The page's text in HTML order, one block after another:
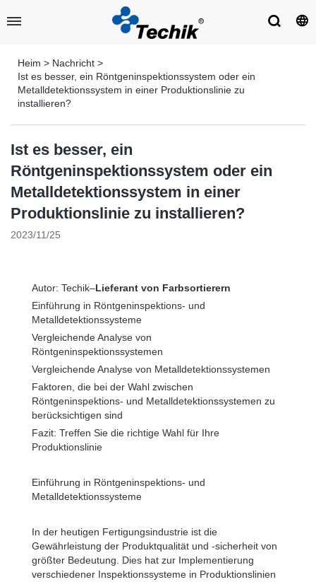
Heim > Nachricht >
Ist es besser, ein Röntgeninspektionssystem oder ein
Metalldetektionssystem in einer Produktionslinie zu
installieren?
Ist es besser, ein
Röntgeninspektionssystem oder ein
Metalldetektionssystem in einer
Produktionslinie zu installieren?
2023/11/25
Autor: Techik–Lieferant von Farbsortierern
Einführung in Röntgeninspektions- und
Metalldetektionssysteme
Vergleichende Analyse von
Röntgeninspektionssystemen
Vergleichende Analyse von Metalldetektionssystemen
Faktoren, die bei der Wahl zwischen
Röntgeninspektions- und Metalldetektionssystemen zu
berücksichtigen sind
Fazit: Treffen Sie die richtige Wahl für Ihre
Produktionslinie
Einführung in Röntgeninspektions- und
Metalldetektionssysteme
In der heutigen Fertigungsindustrie ist die
Gewährleistung der Produktqualität und -sicherheit von
größter Bedeutung. Dies hat zur Implementierung
verschiedener Inspektionssysteme in Produktionslinien